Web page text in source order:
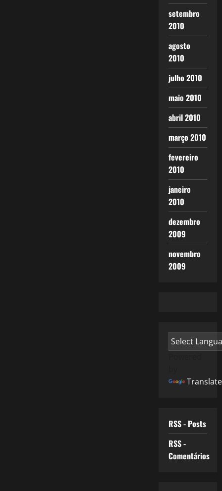
setembro
2010
agosto
2010
julho 2010
maio 2010
abril 2010
março 2010
fevereiro
2010
janeiro
2010
dezembro
2009
novembro
2009
Translate
RSS - Posts
RSS -
Comentários